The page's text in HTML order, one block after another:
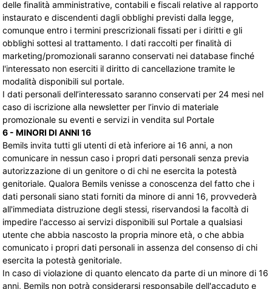
delle finalità amministrative, contabili e fiscali relative al rapporto
instaurato e discendenti dagli obblighi previsti dalla legge,
comunque entro i termini prescrizionali fissati per i diritti e gli
obblighi sottesi al trattamento. I dati raccolti per finalità di
marketing/promozionali saranno conservati nei database finché
l'interessato non eserciti il diritto di cancellazione tramite le
modalità disponibili sul portale.
I dati personali dell’interessato saranno conservati per 24 mesi nel
caso di iscrizione alla newsletter per l’invio di materiale
promozionale su eventi e servizi in vendita sul Portale
6 - MINORI DI ANNI 16
Bemils invita tutti gli utenti di età inferiore ai 16 anni, a non
comunicare in nessun caso i propri dati personali senza previa
autorizzazione di un genitore o di chi ne esercita la potestà
genitoriale. Qualora Bemils venisse a conoscenza del fatto che i
dati personali siano stati forniti da minore di anni 16, provvederà
all'immediata distruzione degli stessi, riservandosi la facoltà di
impedire l'accesso ai servizi disponibili sul Portale a qualsiasi
utente che abbia nascosto la propria minore età, o che abbia
comunicato i propri dati personali in assenza del consenso di chi
esercita la potestà genitoriale.
In caso di violazione di quanto elencato da parte di un minore di 16
anni, Bemils non potrà considerarsi responsabile dell'accaduto e